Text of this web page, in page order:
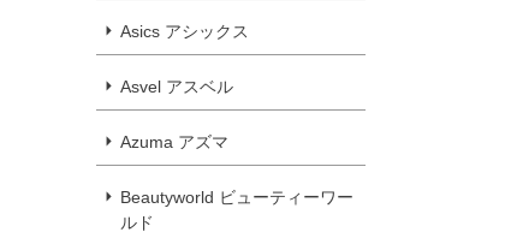
Asics アシックス
Asvel アスベル
Azuma アズマ
Beautyworld ビューティーワー
ルド